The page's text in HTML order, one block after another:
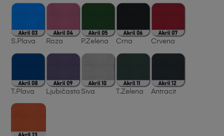
S.Plava Roza P.Zelena Crna Crvena
T.Plava Ljubičasta Siva T.Zelena Antracit